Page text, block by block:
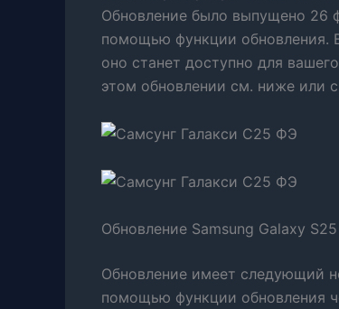
Обновление было выпущено 26
помощью функции обновления.
оно станет доступно для
этом обновлении см. ниже или
Обновление Samsung Galaxy
Обновление имеет следующий
помощью функции обновления